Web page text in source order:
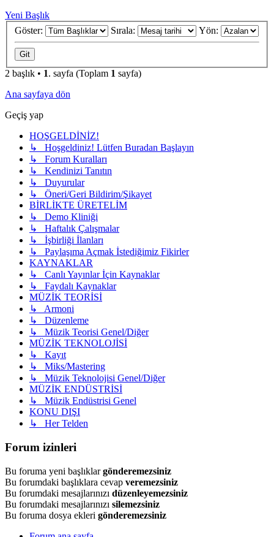
Yeni Başlık
Göster:
Sırala: Yön:
2 başlık • 1. sayfa (Toplam 1 sayfa)
Ana sayfaya dön
Geçiş yap
HOŞGELDİNİZ!
↳ Hoşgeldiniz! Lütfen Buradan Başlayın
↳ Forum Kuralları
↳ Kendinizi Tanıtın
↳ Duyurular
↳ Öneri/Geri Bildirim/Şikayet
BİRLİKTE ÜRETELİM
↳ Demo Kliniği
↳ Haftalık Çalışmalar
↳ İşbirliği İlanları
↳ Paylaşıma Açmak İstediğimiz Fikirler
KAYNAKLAR
↳ Canlı Yayınlar İçin Kaynaklar
↳ Faydalı Kaynaklar
MÜZİK TEORİSİ
↳ Armoni
↳ Düzenleme
↳ Müzik Teorisi Genel/Diğer
MÜZİK TEKNOLOJİSİ
↳ Kayıt
↳ Miks/Mastering
↳ Müzik Teknolojisi Genel/Diğer
MÜZİK ENDÜSTRİSİ
↳ Müzik Endüstrisi Genel
KONU DIŞI
↳ Her Telden
Forum izinleri
Bu foruma yeni başlıklargönderemezsiniz
Bu forumdaki başlıklara cevap veremezsiniz
Bu forumdaki mesajlarınızı düzenleyemezsiniz
Bu forumdaki mesajlarınızı silemezsiniz
Bu foruma dosya ekleri gönderemezsiniz